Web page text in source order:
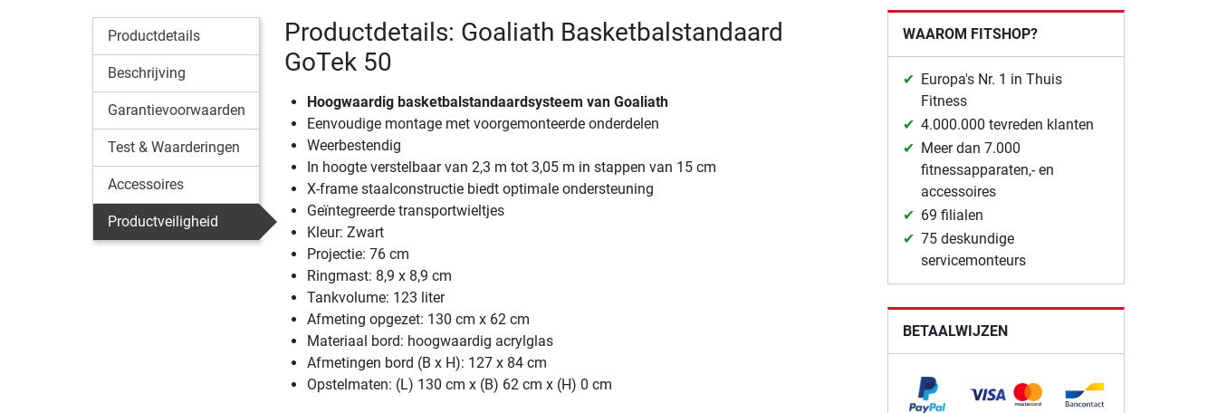
Productdetails
Beschrijving
Garantievoorwaarden
Test & Waarderingen
Accessoires
Productveiligheid
Productdetails: Goaliath Basketbalstandaard
GoTek 50
Hoogwaardig basketbalstandaardsysteem van Goaliath
Eenvoudige montage met voorgemonteerde onderdelen
Weerbestendig
In hoogte verstelbaar van 2,3 m tot 3,05 m in stappen van 15 cm
X-frame staalconstructie biedt optimale ondersteuning
Geïntegreerde transportwieltjes
Kleur: Zwart
Projectie: 76 cm
Ringmast: 8,9 x 8,9 cm
Tankvolume: 123 liter
Afmeting opgezet: 130 cm x 62 cm
Materiaal bord: hoogwaardig acrylglas
Afmetingen bord (B x H): 127 x 84 cm
Opstelmaten: (L) 130 cm x (B) 62 cm x (H) 0 cm
WAAROM FITSHOP?
Europa's Nr. 1 in Thuis
Fitness
4.000.000 tevreden klanten
Meer dan 7.000
fitnessapparaten,- en
accessoires
69 filialen
75 deskundige
servicemonteurs
BETAALWIJZEN